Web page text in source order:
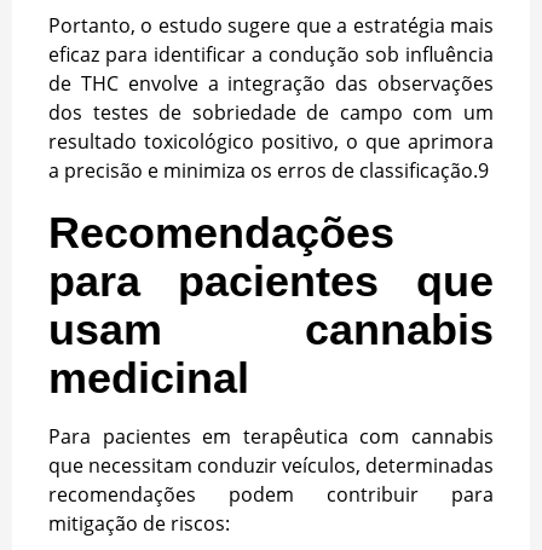
Portanto, o estudo sugere que a estratégia mais
eficaz para identificar a condução sob influência
de THC envolve a integração das observações
dos testes de sobriedade de campo com um
resultado toxicológico positivo, o que aprimora
a precisão e minimiza os erros de classificação.9
Recomendações
para pacientes que
usam cannabis
medicinal
Para pacientes em terapêutica com cannabis
que necessitam conduzir veículos, determinadas
recomendações podem contribuir para
mitigação de riscos: